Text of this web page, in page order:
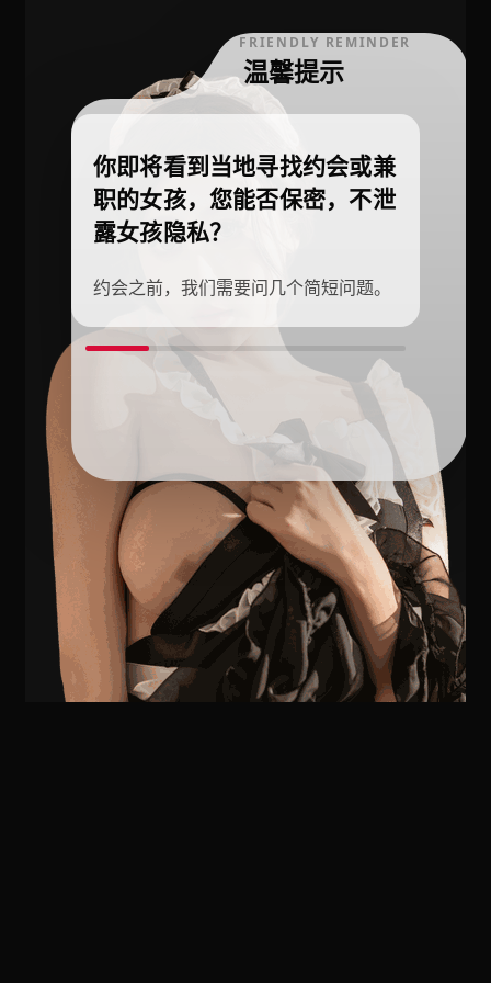
FRIENDLY REMINDER
温馨提示
你即将看到当地寻找约会或兼
职的女孩，您能否保密，不泄
露女孩隐私？
约会之前，我们需要问几个简短问题。